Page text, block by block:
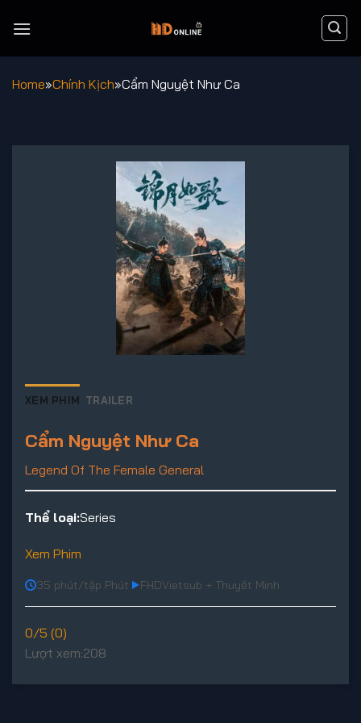
đến
Home»Chính Kịch»Cẩm Nguyệt Như Ca
XEM PHIM TRAILER
Cẩm Nguyệt Như Ca
Legend Of The Female General
Thể loại:Series
Xem Phim
35 phút/tập Phút FHDVietsub + Thuyết Minh
0/5 (0)
Lượt xem:208